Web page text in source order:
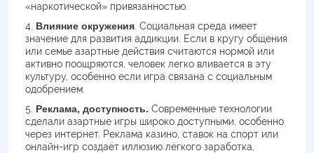
«наркотической» привязанностью.
Влияние окружения . Социальная среда имеет
значение для развития аддикции. Если в кругу общения
или семье азартные действия считаются нормой или
активно поощряются, человек легко вливается в эту
культуру, особенно если игра связана с социальным
одобрением.
Реклама, доступность. Современные технологии
сделали азартные игры широко доступными, особенно
через интернет. Реклама казино, ставок на спорт или
онлайн-игр создаёт иллюзию лёгкого заработка,